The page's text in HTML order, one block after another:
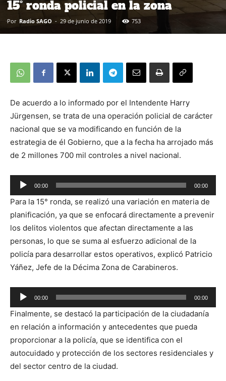
15° ronda policial en la zona
Por Radio SAGO - 29 de junio de 2019 753
De acuerdo a lo informado por el Intendente Harry
Jürgensen, se trata de una operación policial de carácter
nacional que se va modificando en función de la
estrategia de él Gobierno, que a la fecha ha arrojado más
de 2 millones 700 mil controles a nivel nacional.
Reproductor
de
audio
00:00 00:00
Para la 15° ronda, se realizó una variación en materia de
planificación, ya que se enfocará directamente a prevenir
los delitos violentos que afectan directamente a las
personas, lo que se suma al esfuerzo adicional de la
policía para desarrollar estos operativos, explicó Patricio
Yáñez, Jefe de la Décima Zona de Carabineros.
Reproductor
de
audio
00:00 00:00
Finalmente, se destacó la participación de la ciudadanía
en relación a información y antecedentes que pueda
proporcionar a la policía, que se identifica con el
autocuidado y protección de los sectores residenciales y
del sector centro de la ciudad.